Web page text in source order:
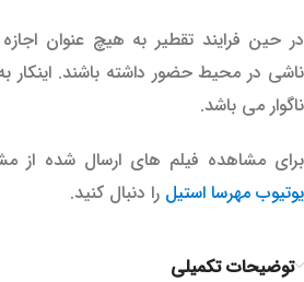
در حین فرایند تقطیر به هیچ عنوان
ناشی در محیط حضور داشته باشند. اینکار
ناگوار می باشد.
برای مشاهده فیلم های ارسال شده از
یوتیوب مهرسا استیل را دنبال کنید.
توضیحات تکمیلی